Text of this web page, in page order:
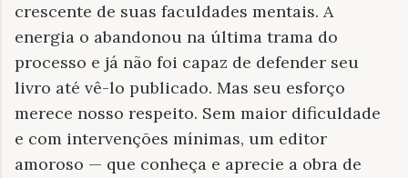
crescente de suas faculdades mentais. A
energia o abandonou na última trama do
processo e já não foi capaz de defender seu
livro até vê-lo publicado. Mas seu esforço
merece nosso respeito. Sem maior dificuldade
e com intervenções mínimas, um editor
amoroso — que conheça e aprecie a obra de